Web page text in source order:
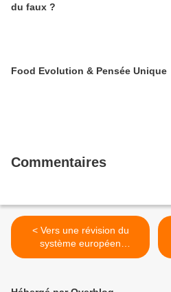
du faux ?
Food Evolution & Pensée Unique
Commentaires
< Vers une révision du
système européen
d'approbation des